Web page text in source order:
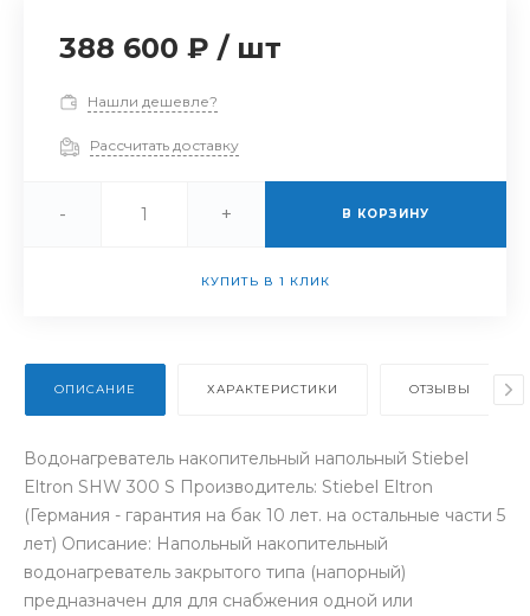
388 600 ₽ / шт
Нашли дешевле?
Рассчитать доставку
- + В КОРЗИНУ
КУПИТЬ В 1 КЛИК
ОПИСАНИЕ ХАРАКТЕРИСТИКИ ОТЗЫВЫ
Водонагреватель накопительный напольный Stiebel
Eltron SHW 300 S Производитель: Stiebel Eltron
(Германия - гарантия на бак 10 лет. на остальные части 5
лет) Описание: Напольный накопительный
водонагреватель закрытого типа (напорный)
предназначен для для снабжения одной или